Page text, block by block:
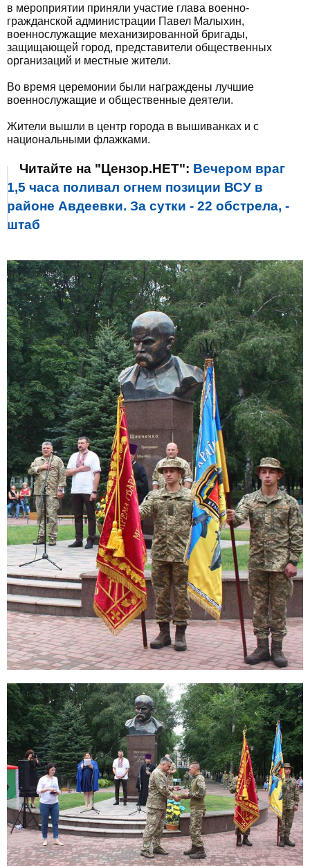
в мероприятии приняли участие глава военно-
гражданской администрации Павел Малыхин,
военнослужащие механизированной бригады,
защищающей город, представители общественных
организаций и местные жители.
Во время церемонии были награждены лучшие
военнослужащие и общественные деятели.
Жители вышли в центр города в вышиванках и с
национальными флажками.
Читайте на "Цензор.НЕТ": Вечером враг
1,5 часа поливал огнем позиции ВСУ в
районе Авдеевки. За сутки - 22 обстрела, -
штаб